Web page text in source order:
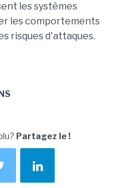
les systèmes
les comportements
risques d'attaques.
Partagez le !